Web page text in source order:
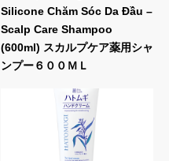
Silicone Chăm Sóc Da Đầu –
Scalp Care Shampoo
(600ml) スカルプケア薬用シャ
ンプー６００ＭＬ